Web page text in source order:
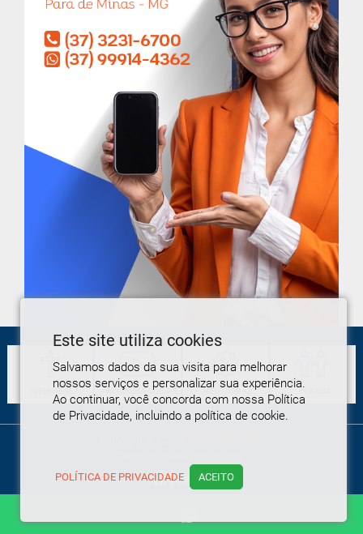
Este site utiliza cookies
Salvamos dados da sua visita para melhorar
nossos serviços e personalizar sua experiência.
Ao continuar, você concorda com nossa Política
de Privacidade, incluindo a política de cookie.
POLÍTICA DE PRIVACIDADE ACEITO
PROGRAMA CUIDAR